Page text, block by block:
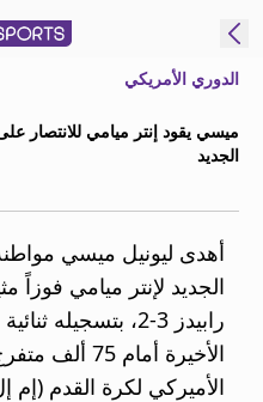
ع
إدارة
التنبيهات
انضم
إلى
الدوري الأمريكي
ميسي يقود إنتر ميامي للانتصار
الجديد
أهدى ليونيل ميسي
الجديد لإنتر ميامي فوزاً
رابيدز 3-2،
الأخيرة
الأميركي لكرة القدم